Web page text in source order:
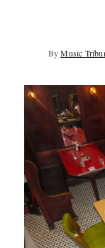
By Music